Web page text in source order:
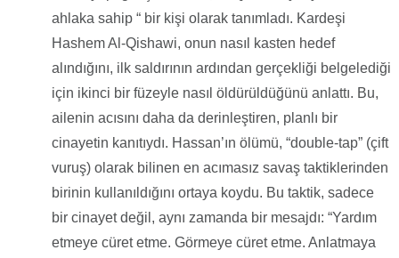
ahlaka sahip “ bir kişi olarak tanımladı. Kardeşi
Hashem Al-Qishawi, onun nasıl kasten hedef
alındığını, ilk saldırının ardından gerçekliği belgelediği
için ikinci bir füzeyle nasıl öldürüldüğünü anlattı. Bu,
ailenin acısını daha da derinleştiren, planlı bir
cinayetin kanıtıydı. Hassan’ın ölümü, “double-tap” (çift
vuruş) olarak bilinen en acımasız savaş taktiklerinden
birinin kullanıldığını ortaya koydu. Bu taktik, sadece
bir cinayet değil, aynı zamanda bir mesajdı: “Yardım
etmeye cüret etme. Görmeye cüret etme. Anlatmaya